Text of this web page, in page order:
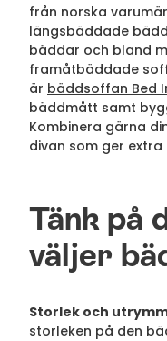
från norska
längsbäddade
bäddar och bland
framåtbäddade
är bäddsoffan Bed
bäddmått samt
Kombinera gärna
divan som ger
Tänk på
väljer
Storlek och
storleken på den